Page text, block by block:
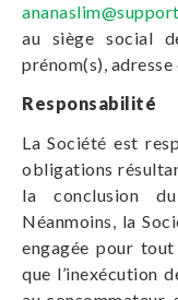
au siège social
prénom(s),
Responsabilité
La Société est
obligations
la conclusion
Néanmoins, la
engagée pour
que l’inexécution